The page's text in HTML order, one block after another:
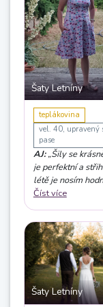
Šaty Letníny
teplákovina
vel. 40, upravený
pase
AJ:„Šily se krásně, návod
je perfektní a
létě je nosím
Slibovala jsem si
jsem mít větší
vepředu a také
materiál do
letních dní. Ale
nedošlo, tak
léto.“
Číst více
Šaty Letníny